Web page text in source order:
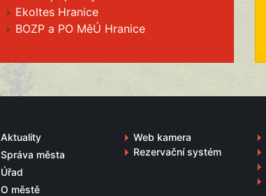
Ekoltes Hranice
BOZP a PO MěÚ Hranice
Aktuality
Správa města
Úřad
O městě
Web kamera
Rezervační systém